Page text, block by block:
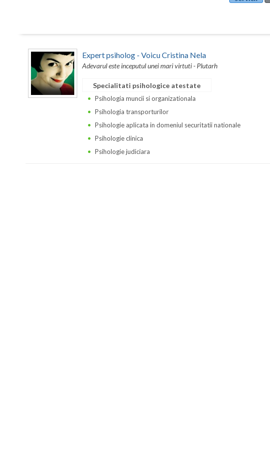
Expert psiholog - Voicu Cristina Nela
Adevarul este inceputul unei mari virtuti - Plutarh
Specialitati psihologice atestate
Psihologia muncii si organizationala
Psihologia transporturilor
Psihologie aplicata in domeniul securitatii nationale
Psihologie clinica
Psihologie judiciara